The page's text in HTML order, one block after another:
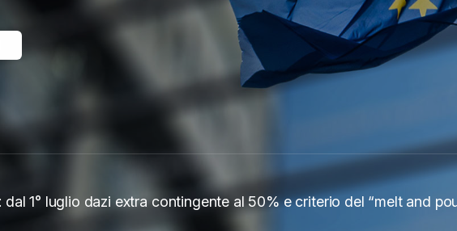
dal 1° luglio dazi extra contingente al 50% e criterio del “melt and